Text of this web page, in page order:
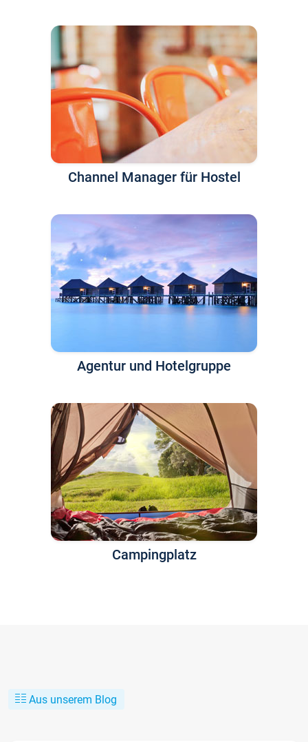
Channel Manager für Hostel
Agentur und Hotelgruppe
Campingplatz
Aus unserem Blog